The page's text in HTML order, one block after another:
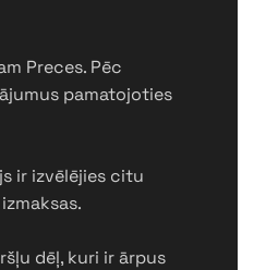
Preces. Pēc
pamatojoties
ir izvēlējies citu
dēļ, kuri ir ārpus